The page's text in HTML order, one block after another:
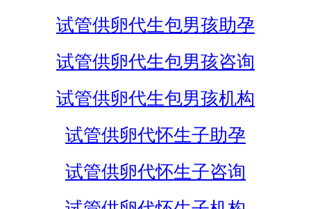
试管供卵代生包男孩助孕
试管供卵代生包男孩咨询
试管供卵代生包男孩机构
试管供卵代怀生子助孕
试管供卵代怀生子咨询